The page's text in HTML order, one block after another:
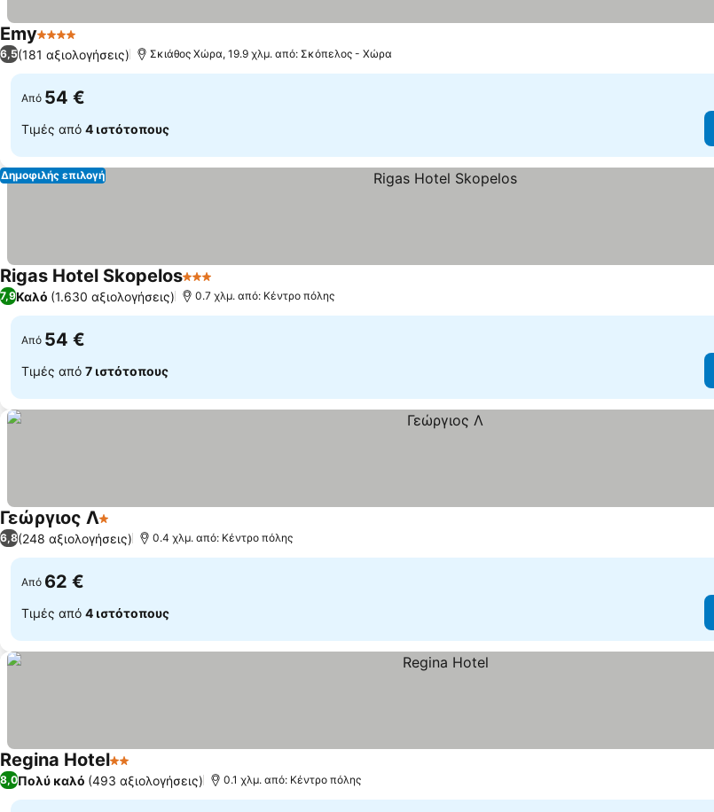
Emy4 Αστέρια
6,5(181 αξιολογήσεις) Σκιάθος Χώρα, 19.9 χλμ. από: Σκόπελος - Χώρα
Από 54 €
Τιμές από 4 ιστότοπους
Δημοφιλής επιλογή
Rigas Hotel Skopelos3 Αστέρια
7,9Καλό (1.630 αξιολογήσεις) 0.7 χλμ. από: Κέντρο πόλης
Από 54 €
Τιμές από 7 ιστότοπους
Γεώργιος Λ1 Αστέρια
6,8(248 αξιολογήσεις) 0.4 χλμ. από: Κέντρο πόλης
Από 62 €
Τιμές από 4 ιστότοπους
Regina Hotel2 Αστέρια
8,0Πολύ καλό (493 αξιολογήσεις) 0.1 χλμ. από: Κέντρο πόλης